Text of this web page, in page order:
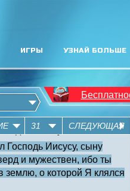
ИГРЫ УЗНАЙ БОЛЬШЕ